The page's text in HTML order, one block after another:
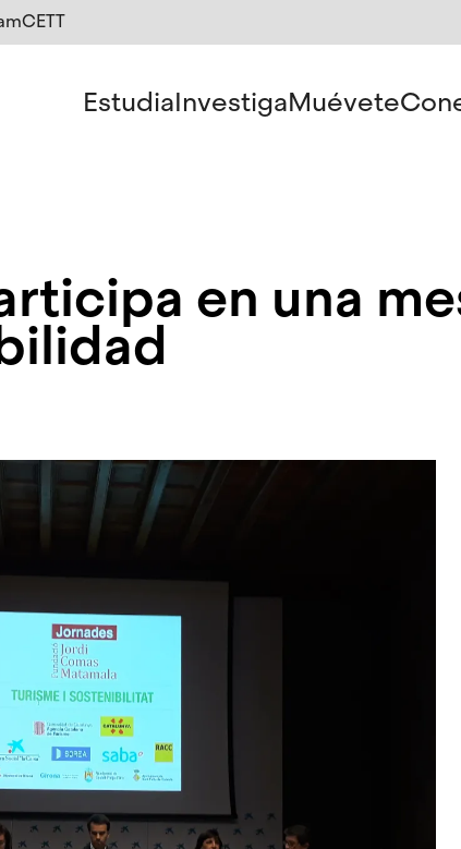
EstudiaInvestigaMuévete
en una